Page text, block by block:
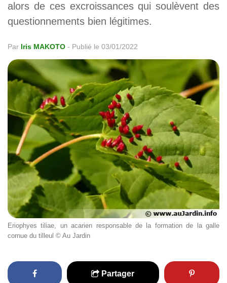
alors de ces excroissances qui soulèvent des
questionnements bien légitimes.
Par Iris MAKOTO - Publié le 03/01/2022
Eriophyes tiliae, un acarien responsable de la formation de la galle
cornue du tilleul © Au Jardin
Partager